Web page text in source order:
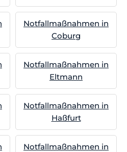
Notfallmaßnahmen in
Coburg
Notfallmaßnahmen in
Eltmann
Notfallmaßnahmen in
Haßfurt
Notfallmaßnahmen in